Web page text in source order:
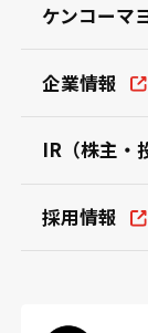
ケンコーマ
企業情報
IR（株主・
採用情報